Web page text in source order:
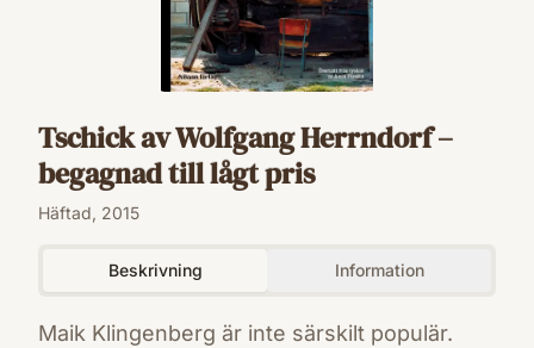
Tschick av Wolfgang Herrndorf –
begagnad till lågt pris
Häftad, 2015
Beskrivning Information
Maik Klingenberg är inte särskilt populär.